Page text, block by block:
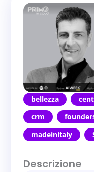
bellezza
crm
madeinitaly
Descrizione